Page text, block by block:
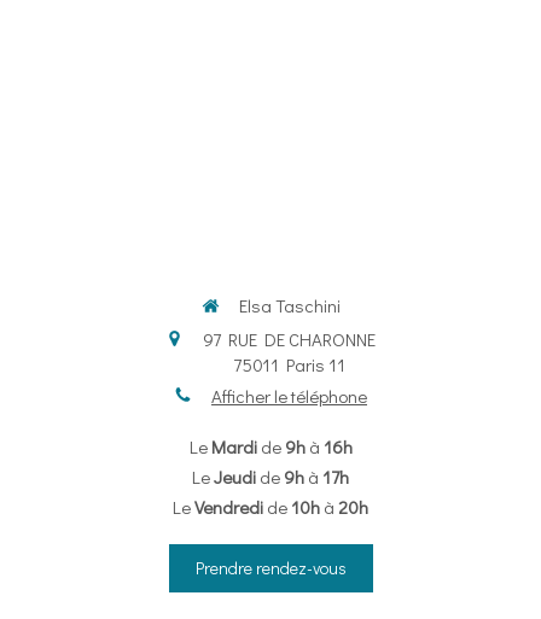
Elsa Taschini
97 RUE DE CHARONNE
75011 Paris 11
Afficher le téléphone
Le Mardide 9hà 16h
LeJeudi de 9h à 17h
LeVendredi de 10h à 20h
Prendre rendez-vous